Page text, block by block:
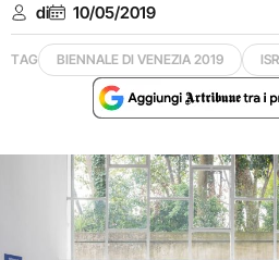
di 10/05/2019
TAG BIENNALE DI VENEZIA 2019